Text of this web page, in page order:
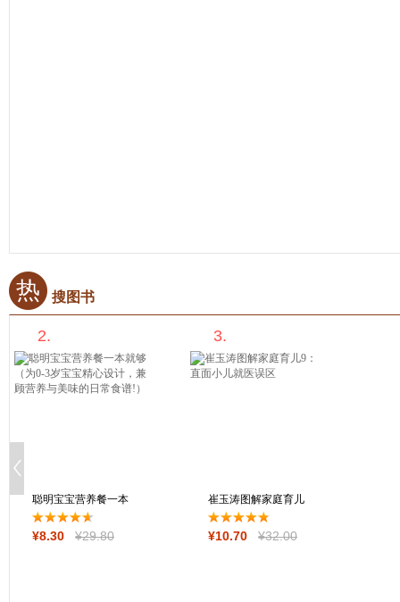
热 搜图书
2.
聪明宝宝营养餐一本
就够（为0-3岁
¥8.30 ¥29.80
3.
崔玉涛图解家庭育儿
9：直面小儿就
¥10.70 ¥32.00